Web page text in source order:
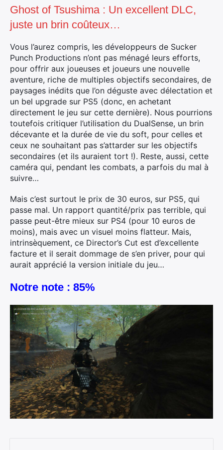
Ghost of Tsushima : Un excellent DLC,
juste un brin coûteux…
Vous l’aurez compris, les développeurs de Sucker
Punch Productions n’ont pas ménagé leurs efforts,
pour offrir aux joueuses et joueurs une nouvelle
aventure, riche de multiples objectifs secondaires, de
paysages inédits que l’on déguste avec délectation et
un bel upgrade sur PS5 (donc, en achetant
directement le jeu sur cette dernière). Nous pourrions
toutefois critiquer l’utilisation du DualSense, un brin
décevante et la durée de vie du soft, pour celles et
ceux ne souhaitant pas s’attarder sur les objectifs
secondaires (et ils auraient tort !). Reste, aussi, cette
caméra qui, pendant les combats, a parfois du mal à
suivre…
Mais c’est surtout le prix de 30 euros, sur PS5, qui
passe mal. Un rapport quantité/prix pas terrible, qui
passe peut-être mieux sur PS4 (pour 10 euros de
moins), mais avec un visuel moins flatteur. Mais,
intrinsèquement, ce Director’s Cut est d’excellente
facture et il serait dommage de s’en priver, pour qui
aurait apprécié la version initiale du jeu…
Notre note : 85%